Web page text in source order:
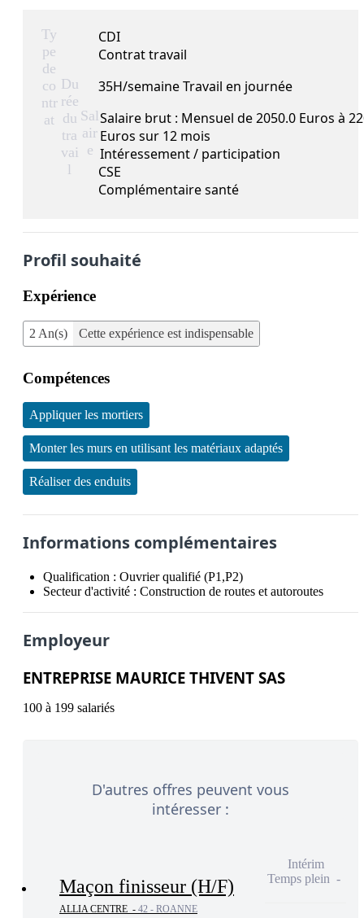
Ty
pe
de
co
ntr
at
CDI
Contrat travail
Du
rée
du
tra
vai
l
35H/semaine Travail en journée
Sal
air
e
Salaire brut : Mensuel de 2050.0 Euros à
Euros sur 12 mois
Intéressement / participation
CSE
Complémentaire santé
Profil souhaité
Expérience
2 An(s) Cette expérience est indispensable
Compétences
Appliquer les mortiers
Monter les murs en utilisant les matériaux adaptés
Réaliser des enduits
Informations complémentaires
Qualification : Ouvrier qualifié (P1,P2)
Secteur d'activité : Construction de routes et autoroutes
Employeur
ENTREPRISE MAURICE THIVENT SAS
100 à 199 salariés
D'autres offres peuvent vous
intéresser :
Maçon finisseur (H/F)
ALLIA CENTRE - 42 - ROANNE
Intérim
Temps plein